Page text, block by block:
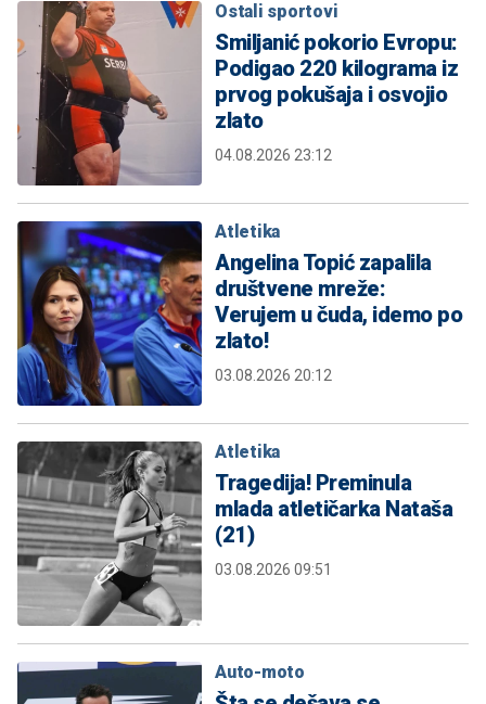
Ostali sportovi
Smiljanić pokorio Evropu:
Podigao 220 kilograma iz
prvog pokušaja i osvojio
zlato
04.08.2026 23:12
Atletika
Angelina Topić zapalila
društvene mreže:
Verujem u čuda, idemo po
zlato!
03.08.2026 20:12
Atletika
Tragedija! Preminula
mlada atletičarka Nataša
(21)
03.08.2026 09:51
Auto-moto